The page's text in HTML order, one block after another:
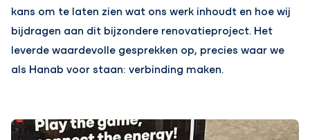
kans om te laten zien wat ons werk inhoudt en hoe wij
bijdragen aan dit bijzondere renovatieproject. Het
leverde waardevolle gesprekken op, precies waar we
als Hanab voor staan: verbinding maken.